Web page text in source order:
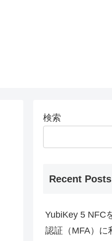
検索
Recent Posts
YubiKey 5 NFC
認証（MFA）に